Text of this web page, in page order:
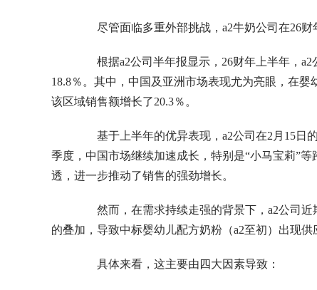
尽管面临多重外部挑战，a2牛奶公司在26财
根据a2公司半年报显示，26财年上半年，a2
18.8％。其中，中国及亚洲市场表现尤为亮眼，在
该区域销售额增长了20.3％。
基于上半年的优异表现，a2公司在2月15日
季度，中国市场继续加速成长，特别是“小马宝莉”
透，进一步推动了销售的强劲增长。
然而，在需求持续走强的背景下，a2公司近
的叠加，导致中标婴幼儿配方奶粉（a2至初）出现供
具体来看，这主要由四大因素导致：